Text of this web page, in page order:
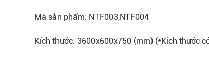
Mã sản phẩm: NTF003,NTF004
Kích thước: 3600x600x750 (mm) (*Kích thước